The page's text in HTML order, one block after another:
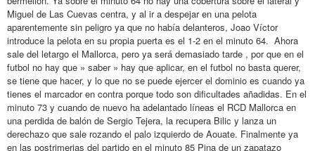
Miguel de Las Cuevas centra, y al ir a despejar en una pelota
aparentemente sin peligro ya que no había delanteros, Joao Víctor
introduce la pelota en su propia puerta es el 1-2 en el minuto 64. Ahora
sale del letargo el Mallorca, pero ya será demasiado tarde , por que en el
futbol no hay que » saber » hay que aplicar, en el futbol no basta querer,
se tiene que hacer, y lo que no se puede ejercer el dominio es cuando ya
tienes el marcador en contra porque todo son dificultades añadidas. En el
minuto 73 y cuando de nuevo ha adelantado líneas el RCD Mallorca en
una perdida de balón de Sergio Tejera, la recupera Bilic y lanza un
derechazo que sale rozando el palo izquierdo de Aouate. Finalmente ya
en las postrimerias del partido en el minuto 85 Pina de un zapatazo